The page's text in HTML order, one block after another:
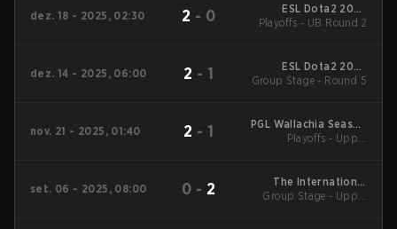
dez. 18 - 2025, 02:30 2 - 0
ESL Dota2 2025
DreamLeague Season
Playoffs - UB Round 2
dez. 14 - 2025, 06:00 2 - 1
ESL Dota2 2025
DreamLeague Season
Group Stage - Round 5
nov. 21 - 2025, 01:40 2 - 1
PGL Wallachia Season
6 Main Tournament
Playoffs - Upper
set. 06 - 2025, 08:00 0 - 2
The International
2025 Main Event
Group Stage - Upper